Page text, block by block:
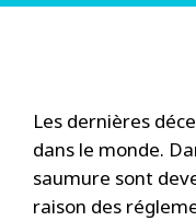
Les dernières
dans le monde.
saumure sont
raison des